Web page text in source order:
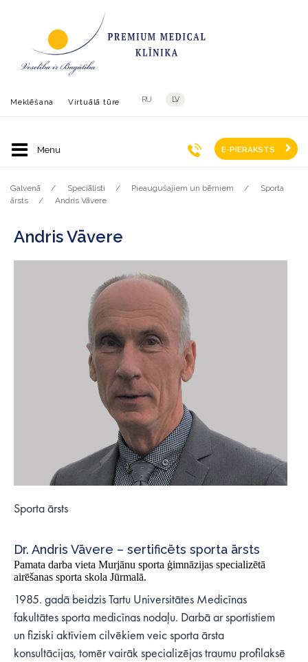
Meklēšana Virtuālā tūre RU LV
E-PIERAKSTS
Galvenā Speciālisti Pieaugušajiem un bērniem
Sporta
ārsts
Andris Vāvere
Andris Vāvere
Sporta ārsts
Dr. Andris Vāvere – sertificēts sporta ārsts
Pamata darba vieta Murjānu sporta ģimnāzijas specializētā
airēšanas sporta skola Jūrmalā.
1985. gadā beidzis Tartu Universitātes Medicīnas
fakultātes sporta medicīnas nodaļu. Darbā ar sportistiem
un fiziski aktīviem cilvēkiem veic sporta ārsta
konsultācijas, tomēr vairāk specializējas traumu profilaksē